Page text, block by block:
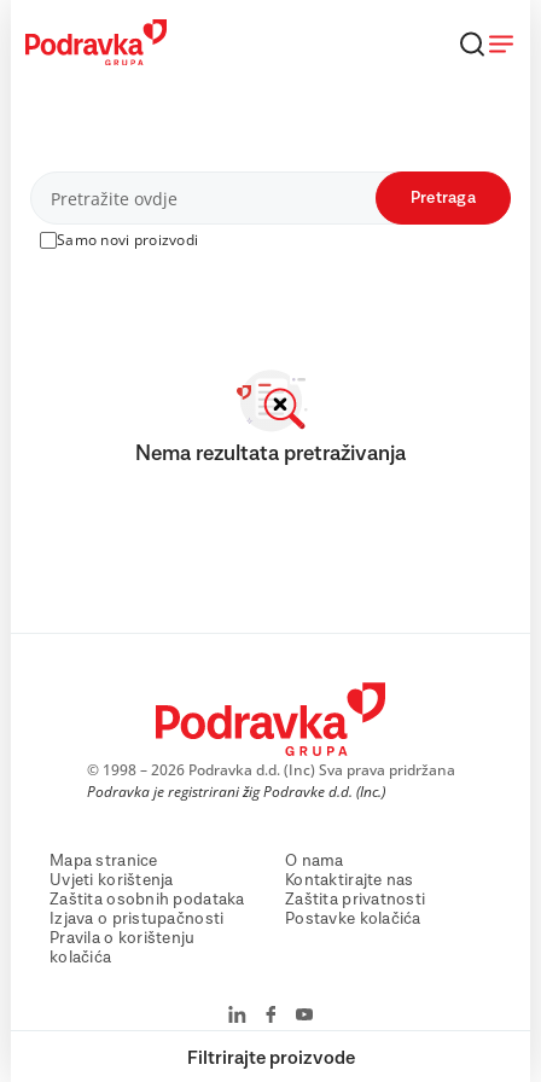
content
Proizvodi
Samo novi proizvodi
Pretraga
Filtrirajte proizvode
Nema rezultata pretraživanja
© 1998 – 2026 Podravka d.d. (Inc) Sva prava pridržana
Podravka je registrirani žig Podravke d.d. (Inc.)
Mapa stranice
Uvjeti korištenja
Zaštita osobnih podataka
Izjava o pristupačnosti
Pravila o korištenju
kolačića
O nama
Kontaktirajte nas
Zaštita privatnosti
Postavke kolačića